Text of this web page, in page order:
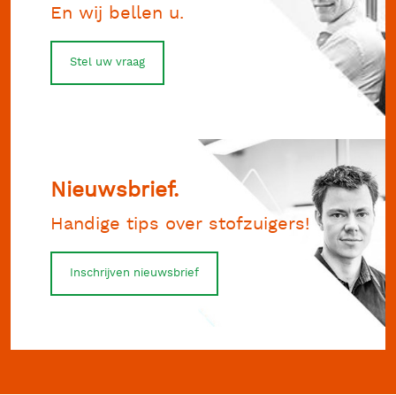
En wij bellen u.
Stel uw vraag
Nieuwsbrief.
Handige tips over stofzuigers!
Inschrijven nieuwsbrief